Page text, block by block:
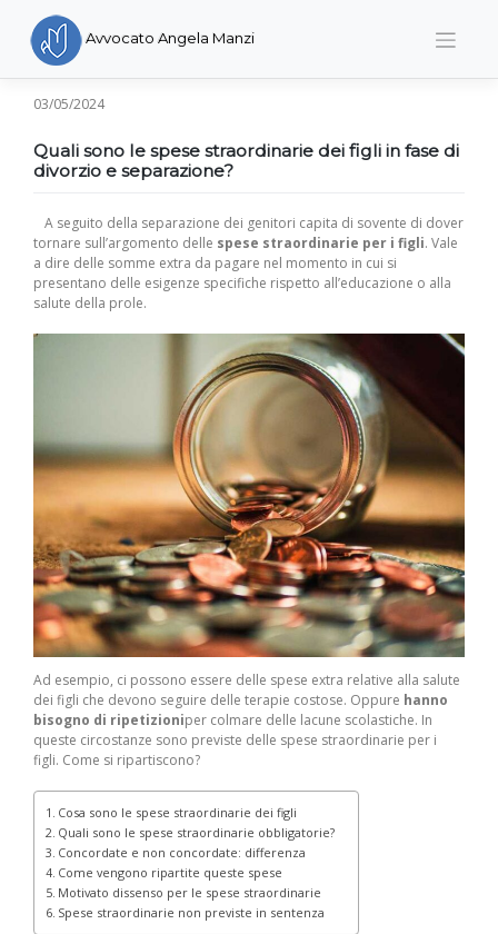
content
Avvocato Angela Manzi
03/05/2024
Quali sono le spese straordinarie dei figli in fase di
divorzio e separazione?
A seguito della separazione dei genitori capita di sovente di dover
tornare sull’argomento delle spese straordinarie per i figli. Vale
a dire delle somme extra da pagare nel momento in cui si
presentano delle esigenze specifiche rispetto all’educazione o alla
salute della prole.
Ad esempio, ci possono essere delle spese extra relative alla salute
dei figli che devono seguire delle terapie costose. Oppure hanno
bisogno di ripetizioniper colmare delle lacune scolastiche. In
queste circostanze sono previste delle spese straordinarie per i
figli. Come si ripartiscono?
Cosa sono le spese straordinarie dei figli
Quali sono le spese straordinarie obbligatorie?
Concordate e non concordate: differenza
Come vengono ripartite queste spese
Motivato dissenso per le spese straordinarie
Spese straordinarie non previste in sentenza